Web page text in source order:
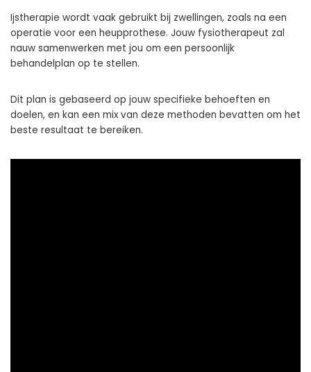
Ijstherapie wordt vaak gebruikt bij zwellingen, zoals na een
operatie voor een heupprothese. Jouw fysiotherapeut zal
nauw samenwerken met jou om een persoonlijk
behandelplan op te stellen.
Dit plan is gebaseerd op jouw specifieke behoeften en
doelen, en kan een mix van deze methoden bevatten om het
beste resultaat te bereiken.